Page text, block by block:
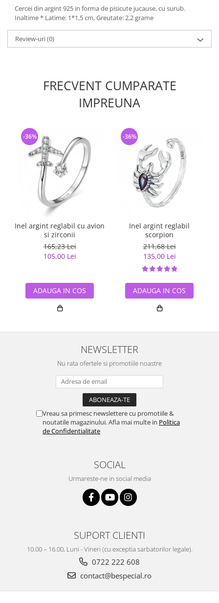
Cercei din argint 925 in forma de pisicute jucause, cu surub.
Inaltime * Latime: 1*1,5 cm, Greutate: 2,2 grame
Review-uri(0)
FRECVENT CUMPARATE
IMPREUNA
Inel argint reglabil cu avion
si zirconii
165,23 Lei
105,00 Lei
-36%
ADAUGA IN COS
Inel argint reglabil
scorpion
211,68 Lei
135,00 Lei
-36%
ADAUGA IN COS
NEWSLETTER
Nu rata ofertele si promotiile noastre
Vreau sa primesc newslettere cu promotiile &
noutatile magazinului. Afla mai multe in Politica
de Confidentialitate
SOCIAL
Urmareste-ne in social media
SUPORT CLIENTI
10.00 – 16.00, Luni - Vineri (cu exceptia sarbatorilor legale).
0722 222 608
contact@bespecial.ro